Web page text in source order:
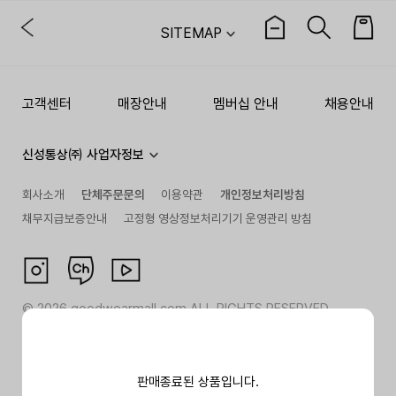
판매종료된 상품입니다.
SITEMAP
고객센터 매장안내 멤버십 안내 채용안내
신성통상㈜ 사업자정보
회사소개 단체주문문의 이용약관
개인정보처리방침
채무지급보증안내
고정형 영상정보처리기기 운영관리 방침
©2026goodwearmall.com ALL RIGHTS RESERVED